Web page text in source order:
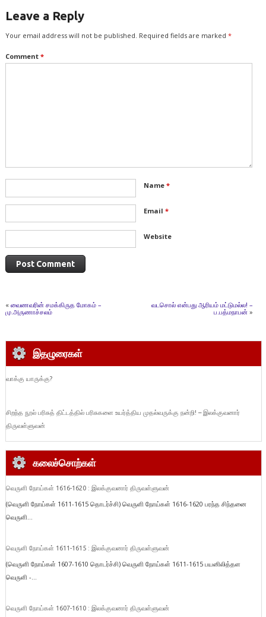
Leave a Reply
Your email address will not be published. Required fields are marked *
Comment *
Name *
Email *
Website
« வைணவரின் சமக்கிருத மோகம் –
மு.அருணாச்சலம்
வடசொல் என்பது ஆரியம் மட்டுமல்ல! –
ப.பத்மநாபன் »
இதழுரைகள்
வாக்கு யாருக்கு?
சிறந்த நூல் பரிசுத் திட்டத்தில் பரிசுகளை உயர்த்திய முதல்வருக்கு நன்றி! – இலக்குவனார்
திருவள்ளுவன்
கலைச்சொற்கள்
வெருளி நோய்கள் 1616-1620 : இலக்குவனார் திருவள்ளுவன்
(வெருளி நோய்கள் 1611-1615 தொடர்ச்சி) வெருளி நோய்கள் 1616-1620 பரந்த சிந்தனை
வெருளி...
வெருளி நோய்கள் 1611-1615 : இலக்குவனார் திருவள்ளுவன்
(வெருளி நோய்கள் 1607-1610 தொடர்ச்சி) வெருளி நோய்கள் 1611-1615 பயனிலித்தள
வெருளி -...
வெருளி நோய்கள் 1607-1610 : இலக்குவனார் திருவள்ளுவன்